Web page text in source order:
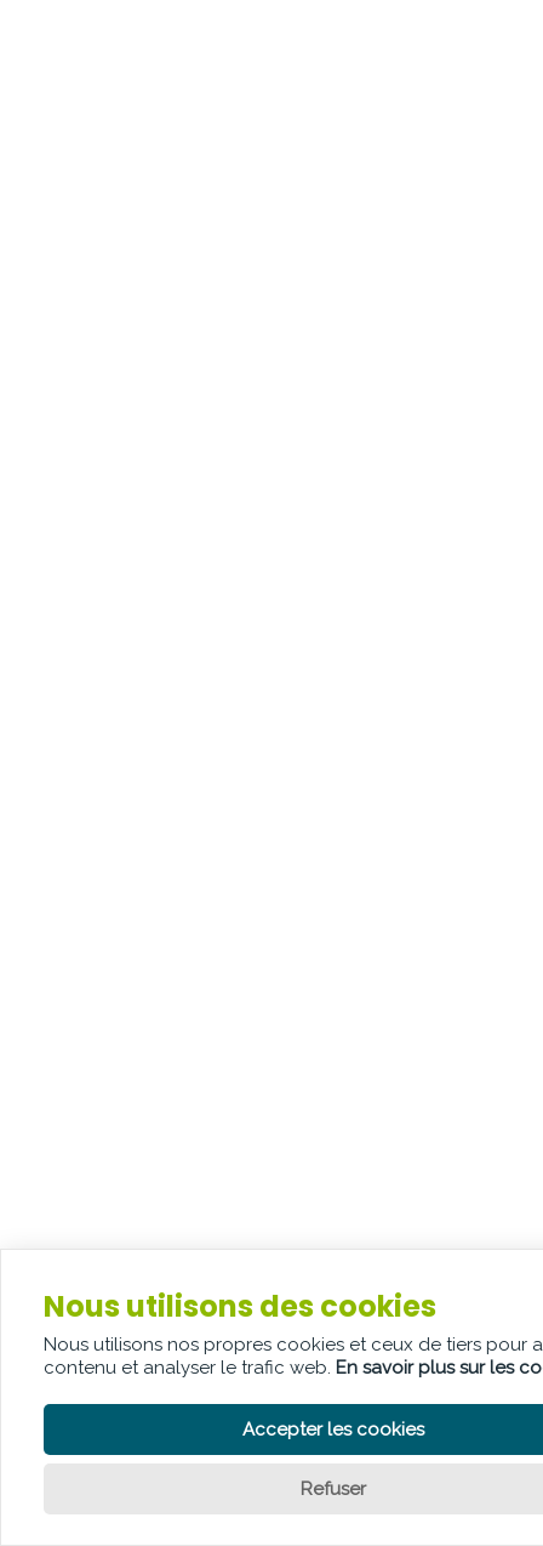
Nous utilisons des cookies
Nous utilisons nos propres cookies et ceux de tiers pour
contenu et analyser le trafic web. En savoir plus sur les
Accepter les cookies
Refuser